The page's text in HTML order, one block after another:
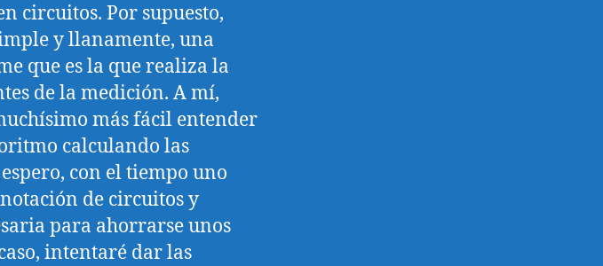
circuitos. Por supuesto,
y llanamente, una
que es la que realiza la
de la medición. A mí,
más fácil entender
calculando las
con el tiempo uno
de circuitos y
para ahorrarse unos
intentaré dar las